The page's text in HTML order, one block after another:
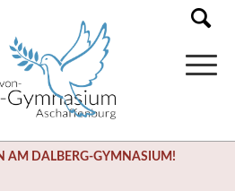
AM DALBERG-GYMNASIUM!